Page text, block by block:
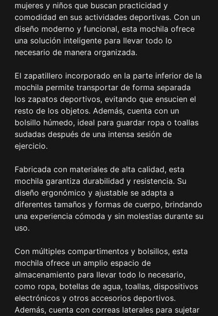
mujeres y niños que buscan practicidad y
comodidad en sus actividades deportivas. Con un
diseño moderno y funcional, esta mochila ofrece
una solución inteligente para llevar todo lo
necesario de manera organizada.
El zapatillero incorporado en la parte inferior de la
mochila permite transportar de forma separada
los zapatos deportivos, evitando que ensucien el
resto de los objetos. Además, cuenta con un
bolsillo húmedo, ideal para guardar ropa o toallas
sudadas después de una intensa sesión de
ejercicio.
Fabricada con materiales de alta calidad, esta
mochila garantiza durabilidad y resistencia. Su
diseño ergonómico y ajustable se adapta a
diferentes tamaños y formas de cuerpo, brindando
una experiencia cómoda y sin molestias durante su
uso.
Con múltiples compartimentos y bolsillos, esta
mochila ofrece un amplio espacio de
almacenamiento para llevar todo lo necesario,
como ropa, botellas de agua, toallas, dispositivos
electrónicos y otros accesorios deportivos.
Además, cuenta con correas laterales para sujetar